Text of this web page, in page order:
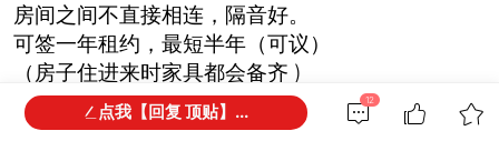
房间之间不直接相连，隔音好。
可签一年租约，最短半年（可议）
（房子住进来时家具都会备齐 )
bond：四周租金
240/week share bills
12
点我【回复 顶贴】...